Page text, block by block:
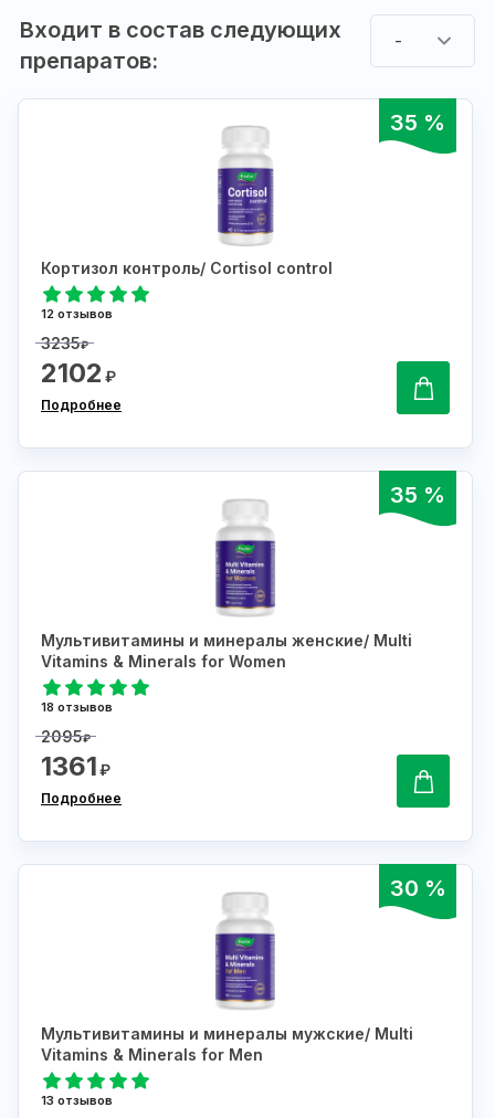
Входит в состав следующих
препаратов:
-
35 %
Кортизол контроль/ Cortisol control
12 отзывов
3235₽
2102 ₽
Подробнее
35 %
Мультивитамины и минералы женские/ Multi
Vitamins & Minerals for Women
18 отзывов
2095₽
1361₽
Подробнее
30 %
Мультивитамины и минералы мужские/ Multi
Vitamins & Minerals for Men
13 отзывов